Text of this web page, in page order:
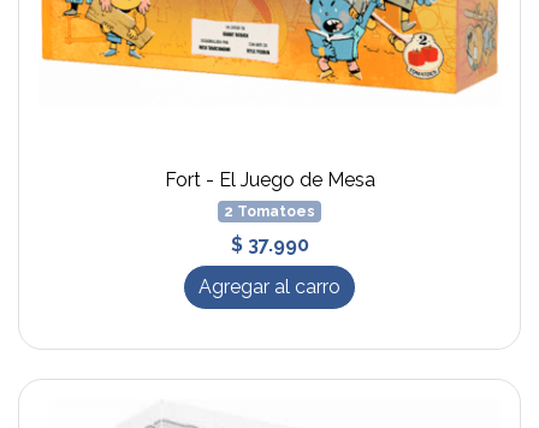
Fort - El Juego de Mesa
2 Tomatoes
$ 37.990
Agregar al carro